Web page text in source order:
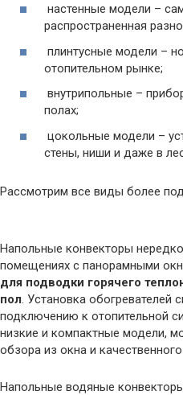
настенные модели –
распространенная
плинтусные модели –
отопительном рынке;
внутрипольные –
полах;
цокольные модели –
стены, ниши и даже в
Рассмотрим все виды более
Напольные конвекторы
помещениях с панорамными
для подводки горячего
пол. Установка обогревателей
подключению к отопительной
низкие и компактные модели,
обзора из окна и
Напольные водяные